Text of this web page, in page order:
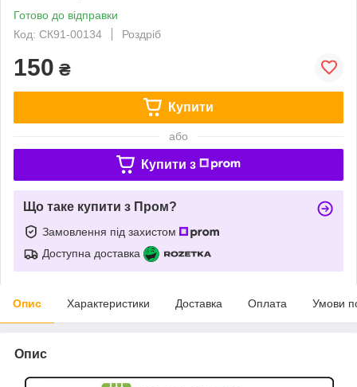
Готово до відправки
Код: СК91-00134
Роздріб
150 ₴
Купити
або
Купити з
Що таке купити з Пром?
Замовлення під захистом
Доступна доставка
Опис Характеристики Доставка Оплата Умови
Опис